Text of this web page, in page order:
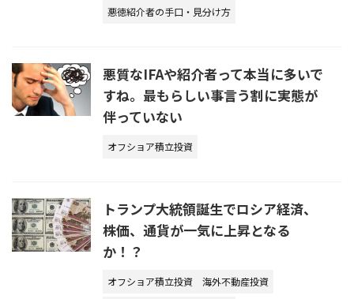
悪徳紹介者の手口・見分け方
悪質なIFAや紹介者って本当に多いで
すね。最もらしい事言う割に実態が
伴っていない
オフショア積立投資
トランプ大統領誕生でロシア経済、
株価、通貨が一気に上昇となる
か！？
オフショア積立投資
海外不動産投資